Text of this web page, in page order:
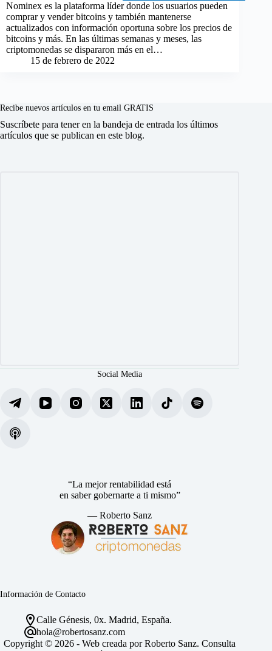
Nominex es la plataforma líder donde los usuarios pueden
comprar y vender bitcoins y también mantenerse
actualizados con información oportuna sobre los precios de
bitcoins y más. En las últimas semanas y meses, las
criptomonedas se dispararon más en el…
15 de febrero de 2022
Recibe nuevos artículos en tu email GRATIS
Suscríbete para tener en la bandeja de entrada los últimos
artículos que se publican en este blog.
Social Media
“La mejor rentabilidad está
en saber gobernarte a ti mismo”
— Roberto Sanz
Información de Contacto
Calle Génesis, 0x. Madrid, España.
hola@robertosanz.com
Copyright © 2026 - Web creada por Roberto Sanz. Consulta